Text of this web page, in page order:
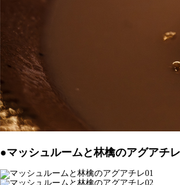
●マッシュルームと林檎のアグアチレ